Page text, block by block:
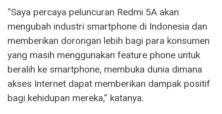
“Saya percaya peluncuran Redmi 5A akan
mengubah industri smartphone di Indonesia dan
memberikan dorongan lebih bagi para konsumen
yang masih menggunakan feature phone untuk
beralih ke smartphone, membuka dunia dimana
akses Internet dapat memberikan dampak positif
bagi kehidupan mereka,” katanya.